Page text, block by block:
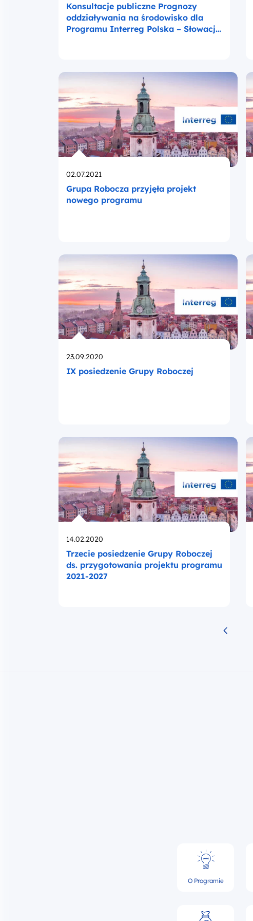
Konsultacje publiczne Prognozy
oddziaływania na środowisko dla
Programu Interreg Polska – Słowacja
Opublikowano
02.07.2021
Grupa Robocza przyjęła projekt
nowego programu
Opublikowano
23.09.2020
IX posiedzenie Grupy Roboczej
Opublikowano
14.02.2020
Trzecie posiedzenie Grupy Roboczej
ds. przygotowania projektu programu
2021-2027
O Programie